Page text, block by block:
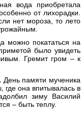
вода приобретала
от лихорадки.
нет мороза, то лето
можно покататься на
было увидеть
Гремит гром – к
День памяти мученика
где она впитывалась в
зиму Василий
– быть теплу.